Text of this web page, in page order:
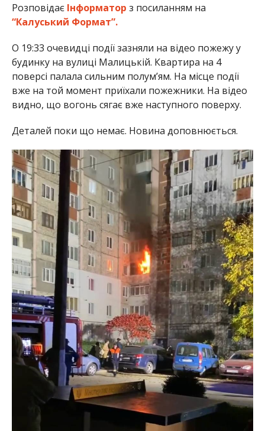
Розповідає Інформатор з посиланням на
“Калуський Формат”.
О 19:33 очевидці події зазняли на відео пожежу у
будинку на вулиці Малицькій. Квартира на 4
поверсі палала сильним полум’ям. На місце події
вже на той момент приїхали пожежники. На відео
видно, що вогонь сягає вже наступного поверху.
Деталей поки що немає. Новина доповнюється.